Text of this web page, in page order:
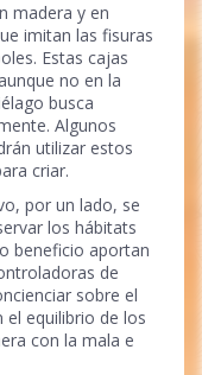
madera y en
imitan las fisuras
Estas cajas
no en la
busca
Algunos
utilizar estos
criar.
por un lado, se
los hábitats
beneficio aportan
de
sobre el
el equilibrio de los
con la mala e